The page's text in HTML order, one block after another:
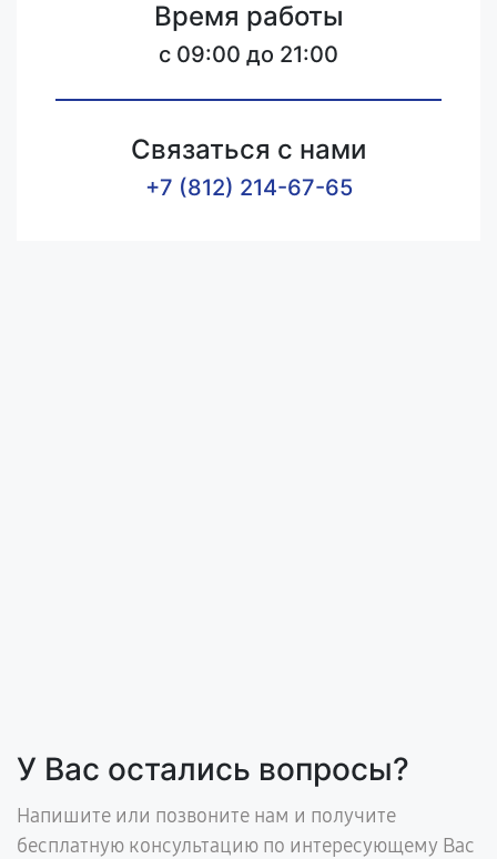
Время работы
c 09:00 до 21:00
Связаться с нами
+7 (812) 214-67-65
У Вас остались вопросы?
Напишите или позвоните нам и получите
бесплатную консультацию по интересующему Вас